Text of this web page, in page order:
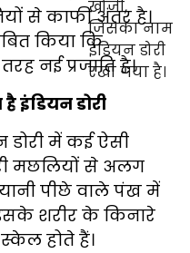
से काफी अंतर है।
किया कि
नई प्रजाति है।
इंडियन डोरी
डोरी में कई ऐसी
मछलियों से अलग
पीछे वाले पंख में
शरीर के किनारे
होते हैं।